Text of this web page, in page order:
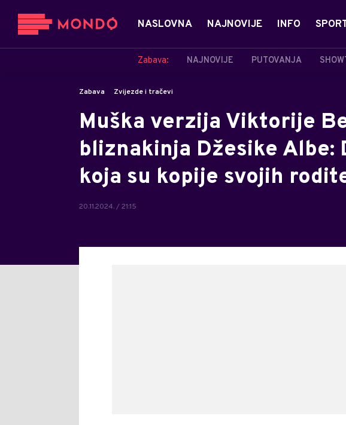
NASLOVNA NAJNOVIJE INFO
Zabava: NAJNOVIJE PUTOVANJA
Zabava Zvijezde i tračevi
Muška verzija Viktorije
bliznakinja Džesike Albe:
koja su kopije svojih
20.11.2024. / 21:15